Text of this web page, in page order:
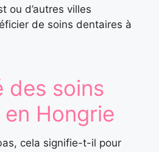
ou d’autres villes
de soins dentaires à
des soins
Hongrie
cela signifie-t-il pour